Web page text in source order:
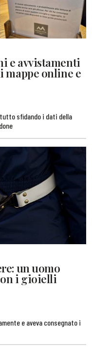
e avvistamenti
mappe online e
sfidando i dati della
un uomo
i gioielli
e aveva consegnato i